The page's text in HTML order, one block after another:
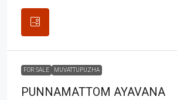
FOR SALE MUVATTUPUZHA
PUNNAMATTOM AYAVANA